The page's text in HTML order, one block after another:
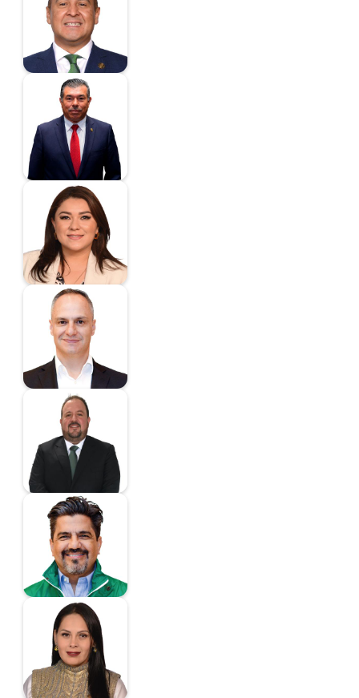
Diputado
Juan Carlos
González Bareño
Diputado
Cruz Peláez Fatima
Almendra
Diputada
Cuanalo Araujo Jesús
Martín
Diputado
Héctor Alfonso de la
Garza Villarreal
Diputado
De La Mora
Torreblanca Marco
Antonio
Diputado
De Los Santos Flores
Casandra Prisilla
Diputada